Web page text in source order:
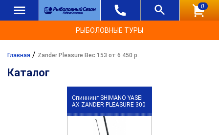
0
РЫБОЛОВНЫЕ ТУРЫ
Главная / Zander Pleasure Вес 153 от 6 450 р.
Каталог
Спиннинг SHIMANO YASEI
АХ ZANDER PLEASURE 300